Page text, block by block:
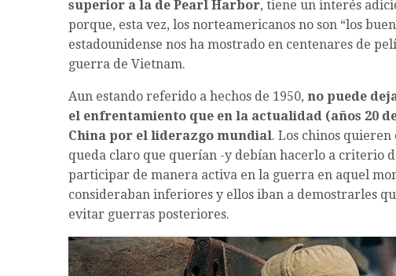
superior a la de Pearl Harbor, tiene un interés
porque, esta vez, los norteamericanos no son “los
estadounidense nos ha mostrado en centenares de
guerra de Vietnam.
Aun estando referido a hechos de 1950, no puede
el enfrentamiento que en la actualidad (años 20
China por el liderazgo mundial. Los chinos
queda claro que querían -y debían hacerlo a criterio
participar de manera activa en la guerra en aquel
consideraban inferiores y ellos iban a demostrarles
evitar guerras posteriores.